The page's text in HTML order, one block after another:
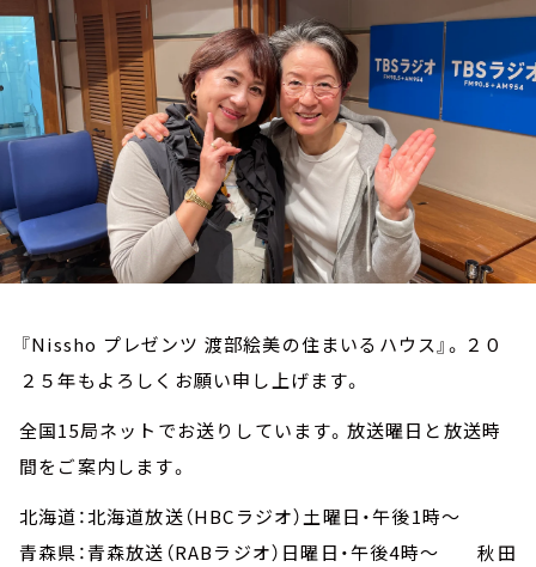
『Nissho プレゼンツ 渡部絵美の住まいるハウス』。２０
２５年もよろしくお願い申し上げます。
全国15局ネットでお送りしています。放送曜日と放送時
間をご案内します。
北海道：北海道放送（HBCラジオ）土曜日・午後1時～
青森県：青森放送（RABラジオ）日曜日・午後4時～ 秋田